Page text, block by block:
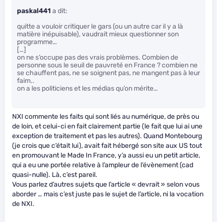
paskal441 a dit:
quitte a vouloir critiquer le gars (ou un autre car il y a là
matière inépuisable), vaudrait mieux questionner son
programme…
[…]
on ne s’occupe pas des vrais problèmes. Combien de
personne sous le seuil de pauvreté en France ? combien ne
se chauffent pas, ne se soignent pas, ne mangent pas à leur
faim..
on a les politiciens et les médias qu’on mérite…
NXI commente les faits qui sont liés au numérique, de près ou
de loin, et celui-ci en fait clairement partie (le fait que lui ai une
exception de traitement et pas les autres). Quand Montebourg
(je crois que c’était lui), avait fait hébergé son site aux US tout
en promouvant le Made In France, y’a aussi eu un petit article,
qui a eu une portée relative à l’ampleur de l’évènement (cad
quasi-nulle). Là, c’est pareil.
Vous parlez d’autres sujets que l’article « devrait » selon vous
aborder … mais c’est juste pas le sujet de l’article, ni la vocation
de NXI.